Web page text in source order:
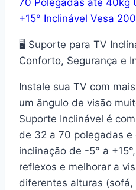
🖥️ Suporte para TV
Conforto, Segurança e
Instale sua TV com
um ângulo de visão
Suporte Inclinável é
de 32 a 70 polegadas e
inclinação de -5° a +15°
reflexos e melhorar a
diferentes alturas (sofá,